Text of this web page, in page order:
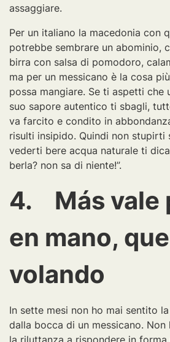
assaggiare.
Per un italiano la macedonia con
potrebbe sembrare un abominio,
birra con salsa di pomodoro,
ma per un messicano è la cosa
possa mangiare. Se ti aspetti che
suo sapore autentico ti sbagli,
va farcito e condito in
risulti insipido. Quindi non stupirti
vederti bere acqua naturale ti
berla? non sa di niente!”.
4. Más vale
en mano,
volando
In sette mesi non ho mai sentito
dalla bocca di un messicano.
la riluttanza a rispondere in forma